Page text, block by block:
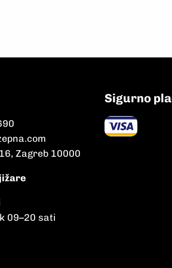
Zagreb 10000
09–20 sati
Sigurno